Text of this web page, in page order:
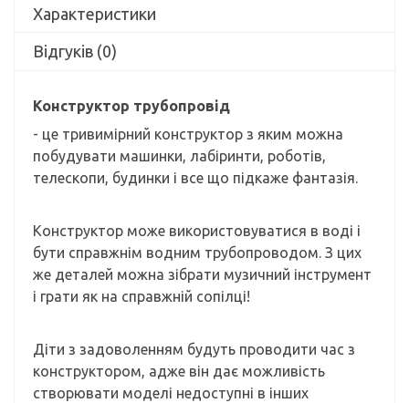
Характеристики
Відгуків (0)
Конструктор трубопровід
- це тривимірний конструктор з яким можна
побудувати машинки, лабіринти, роботів,
телескопи, будинки і все що підкаже фантазія.
Конструктор може використовуватися в воді і
бути справжнім водним трубопроводом. З цих
же деталей можна зібрати музичний інструмент
і грати як на справжній сопілці!
Діти з задоволенням будуть проводити час з
конструктором, адже він дає можливість
створювати моделі недоступні в інших